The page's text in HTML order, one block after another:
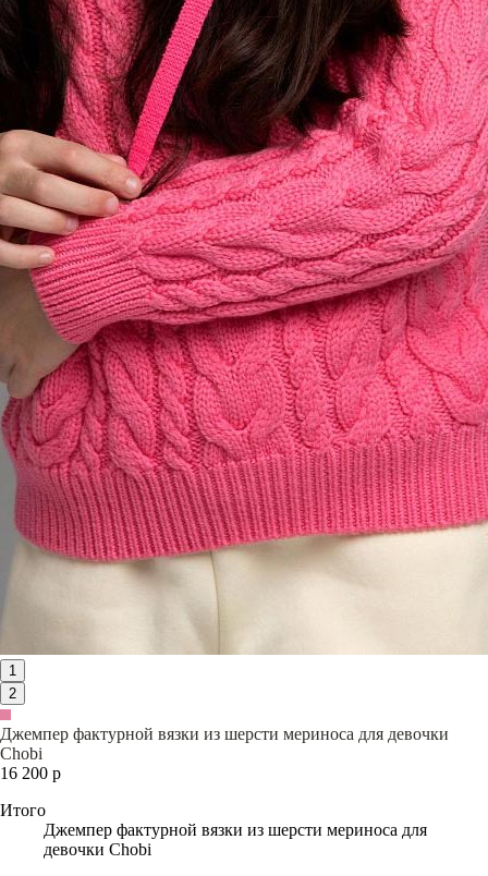
1
2
Джемпер фактурной вязки из шерсти мериноса для девочки
Chobi
16 200 р
Итого
Джемпер фактурной вязки из шерсти мериноса для
девочки Chobi